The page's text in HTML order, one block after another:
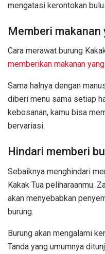
mengatasi kerontokan bulu.
Memberi
Cara merawat burung
memberikan makanan
Sama halnya dengan
diberi menu sama setiap
kebosanan, kamu bisa
bervariasi.
Hindari memberi
Sebaiknya menghindari
Kakak Tua peliharaanmu.
akan menyebabkan
burung.
Burung akan mengalami
Tanda yang umumnya